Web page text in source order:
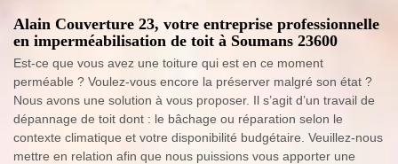
Alain Couverture 23, votre entreprise professionnelle
en imperméabilisation de toit à Soumans 23600
Est-ce que vous avez une toiture qui est en ce moment
perméable ? Voulez-vous encore la préserver malgré son état ?
Nous avons une solution à vous proposer. Il s’agit d’un travail de
dépannage de toit dont : le bâchage ou réparation selon le
contexte climatique et votre disponibilité budgétaire. Veuillez-nous
mettre en relation afin que nous puissions vous apporter une